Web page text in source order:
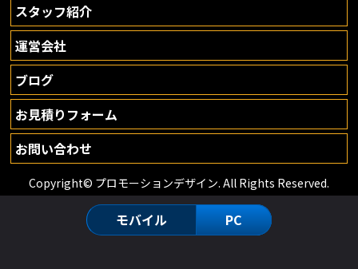
スタッフ紹介
運営会社
ブログ
お見積りフォーム
お問い合わせ
Copyright© プロモーションデザイン. All Rights Reserved.
モバイル PC